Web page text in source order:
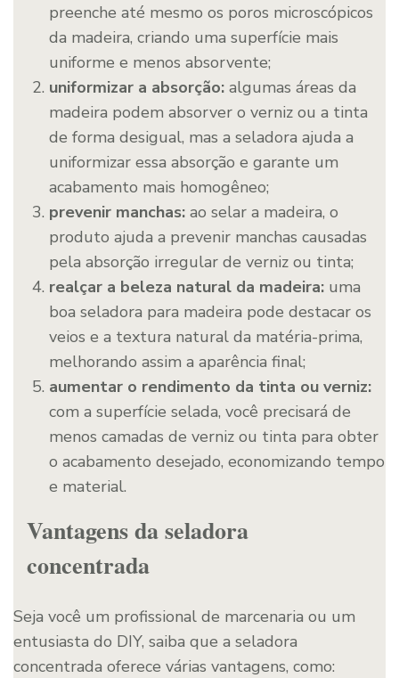
preenche até mesmo os poros microscópicos
da madeira, criando uma superfície mais
uniforme e menos absorvente;
uniformizar a absorção: algumas áreas da
madeira podem absorver o verniz ou a tinta
de forma desigual, mas a seladora ajuda a
uniformizar essa absorção e garante um
acabamento mais homogêneo;
prevenir manchas: ao selar a madeira, o
produto ajuda a prevenir manchas causadas
pela absorção irregular de verniz ou tinta;
realçar a beleza natural da madeira: uma
boa seladora para madeira pode destacar os
veios e a textura natural da matéria-prima,
melhorando assim a aparência final;
aumentar o rendimento da tinta ou verniz:
com a superfície selada, você precisará de
menos camadas de verniz ou tinta para obter
o acabamento desejado, economizando tempo
e material.
Vantagens da seladora
concentrada
Seja você um profissional de marcenaria ou um
entusiasta do DIY, saiba que a seladora
concentrada oferece várias vantagens, como: